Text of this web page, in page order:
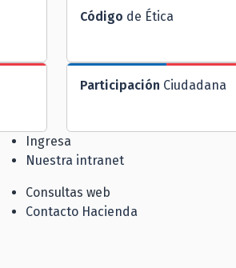
Código de Ética
Participación Ciudadana
Ingresa
Nuestra intranet
Consultas web
Contacto Hacienda